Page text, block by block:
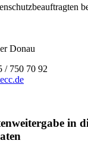
Donau
/ 750 70 92
in